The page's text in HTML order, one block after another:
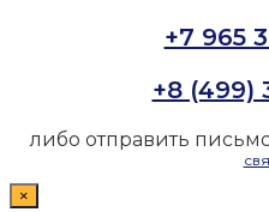
+7 965
+8 (499)
либо отправить
×